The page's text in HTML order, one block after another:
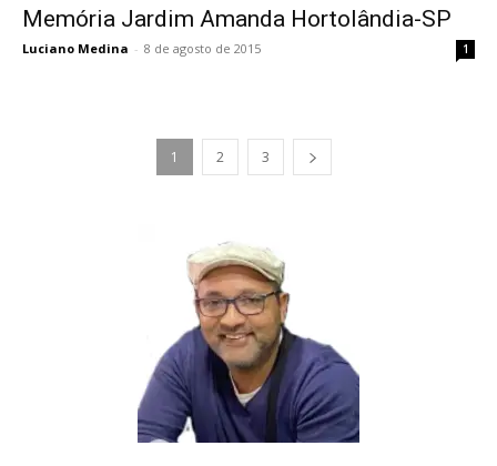
Memória Jardim Amanda Hortolândia-SP
Luciano Medina - 8 de agosto de 2015 1
1 2 3